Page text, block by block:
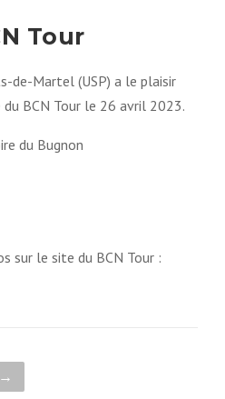
Tour
de-Martel (USP) a le plaisir
BCN Tour le 26 avril 2023.
du Bugnon
sur le site du BCN Tour :